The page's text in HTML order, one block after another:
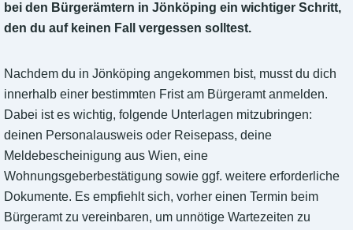
bei den Bürgerämtern in Jönköping ein wichtiger Schritt,
den du auf keinen Fall vergessen solltest.
Nachdem du in Jönköping angekommen bist, musst du dich
innerhalb einer bestimmten Frist am Bürgeramt anmelden.
Dabei ist es wichtig, folgende Unterlagen mitzubringen:
deinen Personalausweis oder Reisepass, deine
Meldebescheinigung aus Wien, eine
Wohnungsgeberbestätigung sowie ggf. weitere erforderliche
Dokumente. Es empfiehlt sich, vorher einen Termin beim
Bürgeramt zu vereinbaren, um unnötige Wartezeiten zu